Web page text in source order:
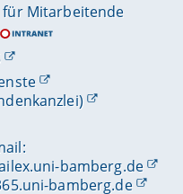
für Mitarbeitende
bamberg.de
bamberg.de